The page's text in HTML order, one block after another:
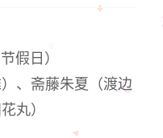
假日）
、斋藤朱夏（渡边
丸）